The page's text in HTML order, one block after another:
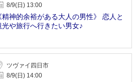
8/9(日) 13:00
精神的余裕がある大人の男性》 恋人と
光や旅行へ行きたい男女♪
ツヴァイ四日市
8/9(日) 14:00